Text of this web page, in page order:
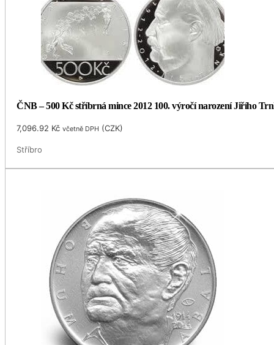
ČNB – 500 Kč stříbrná mince 2012 100. výročí narození Jiřího
7,096.92 Kč včetně DPH (CZK)
Stříbro